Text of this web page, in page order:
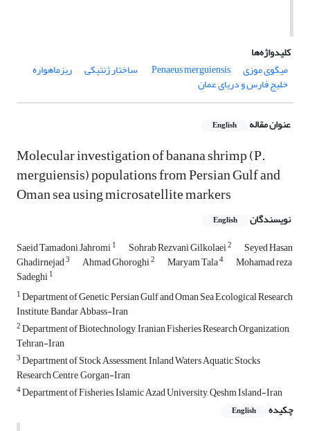
کلیدواژه‌ها
میگوی موزی
Penaeus merguiensis ‌ ساختار ژنتیکی ریزماهواره
خلیج فارس و دریای عمان
عنوان مقاله English
Molecular investigation of banana shrimp (P.
merguiensis) populations from Persian Gulf and
Oman sea using microsatellite markers
نویسندگان English
Saeid Tamadoni Jahromi1 Sohrab Rezvani Gilkolaei2 Seyed Hasan
Ghadirnejad3 Ahmad Ghoroghi2 Maryam Tala4 Mohamad reza
Sadeghi1
1Department of Genetic, Persian Gulf and Oman Sea Ecological Research
Institute, Bandar Abbass-Iran
2Department of Biotechnology, Iranian Fisheries Research Organization,
Tehran-Iran
3Department of Stock Assessment, Inland Waters Aquatic Stocks
Research Centre, Gorgan-Iran
4Department of Fisheries, Islamic Azad University, Qeshm Island-Iran
چکیده
English